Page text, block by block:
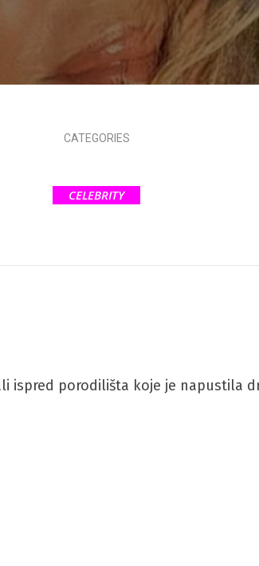
CATEGORIES
CELEBRITY
porodilišta koje je napustila